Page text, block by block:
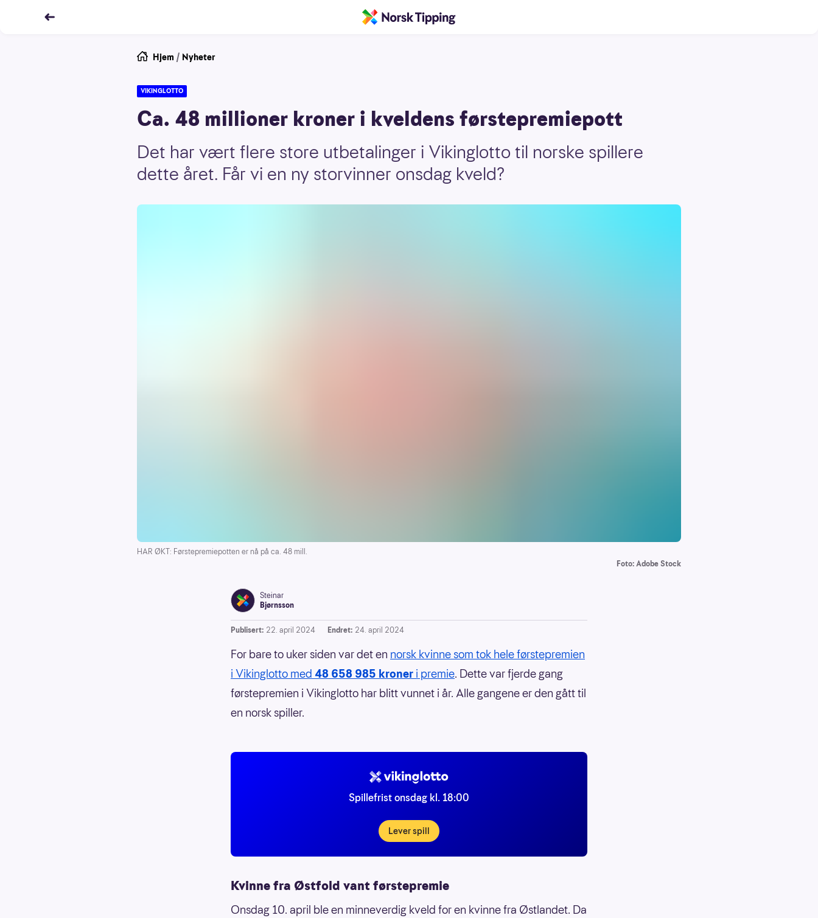
Hjem / Nyheter
VIKINGLOTTO
Ca. 48 millioner kroner i kveldens førstepremiepott
Det har vært flere store utbetalinger i Vikinglotto til norske spillere
dette året. Får vi en ny storvinner onsdag kveld?
HAR ØKT: Førstepremiepotten er nå på ca. 48 mill.
Foto: Adobe Stock
Steinar
Bjørnsson
Publisert: 22. april 2024 Endret: 24. april 2024
For bare to uker siden var det en norsk kvinne som tok hele førstepremien
i Vikinglotto med 48 658 985 kroner i premie. Dette var fjerde gang
førstepremien i Vikinglotto har blitt vunnet i år. Alle gangene er den gått til
en norsk spiller.
Spillefrist onsdag kl. 18:00
Lever spill
Kvinne fra Østfold vant førstepremie
Onsdag 10. april ble en minneverdig kveld for en kvinne fra Østlandet. Da